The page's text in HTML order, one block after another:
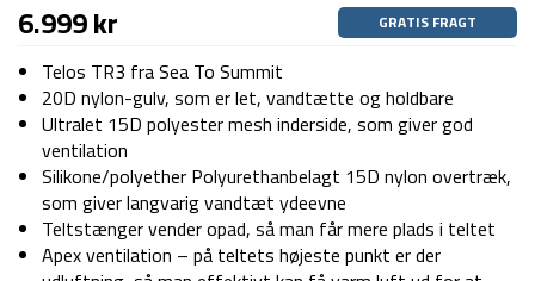
6.999kr GRATIS FRAGT
Telos TR3 fra Sea To Summit
20D nylon-gulv, som er let, vandtætte og holdbare
Ultralet 15D polyester mesh inderside, som giver god
ventilation
Silikone/polyether Polyurethanbelagt 15D nylon overtræk,
som giver langvarig vandtæt ydeevne
Teltstænger vender opad, så man får mere plads i teltet
Apex ventilation – på teltets højeste punkt er der